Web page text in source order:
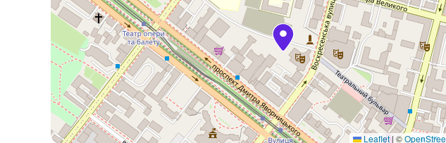
Leaflet| ©